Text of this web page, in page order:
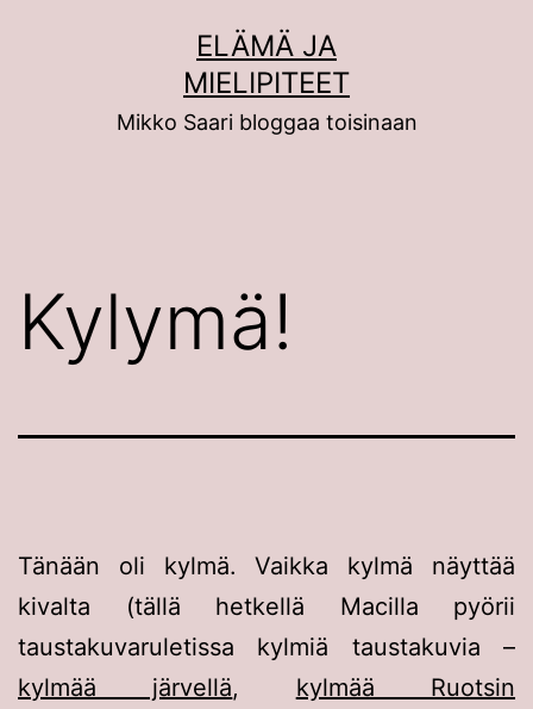
ELÄMÄ JA
MIELIPITEET
Mikko Saari bloggaa toisinaan
Kylymä!
Tänään oli kylmä. Vaikka kylmä näyttää
kivalta (tällä hetkellä Macilla pyörii
taustakuvaruletissa kylmiä taustakuvia –
kylmää järvellä, kylmää Ruotsin